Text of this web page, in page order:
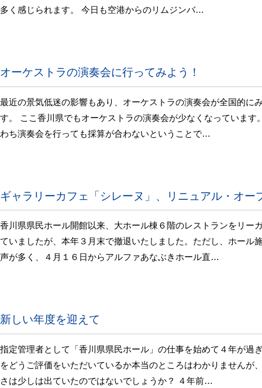
多く感じられます。 今日も空港からのリムジンバ…
オーケストラの演奏会に行ってみよう！
最近の景気低迷の影響もあり、オーケストラの演奏会が全国的に
す。 ここ香川県でもオーケストラの演奏会が少なくなっています
わち演奏会を行っても採算が合わないということで…
ギャラリーカフェ「シレーヌ」、リニュアル・オー
香川県県民ホール開館以来、大ホール棟６階のレストランをリー
ていましたが、本年３月末で撤退いたしました。ただし、ホール
声が多く、４月１６日からアルファあなぶきホール直…
新しい年度を迎えて
指定管理者として「香川県県民ホール」の仕事を始めて４年が過
をどうご評価をいただいているか本当のところはわかりませんが
さは少しは出ていたのではないでしょうか？ ４年前…